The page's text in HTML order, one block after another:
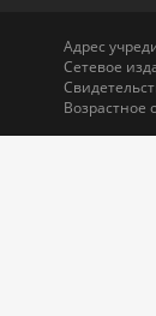
Адрес
Сетевое
Возрастное